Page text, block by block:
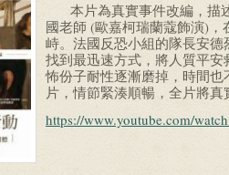
本片為真實事件改編，描
國老師 (歐嘉柯瑞蘭蔻飾演)
峙。法國反恐小組的隊長安德
找到最迅速方式，將人質平
怖份子耐性逐漸磨掉，時間
片，情節緊湊順暢，全片將真
https://www.youtube.com/